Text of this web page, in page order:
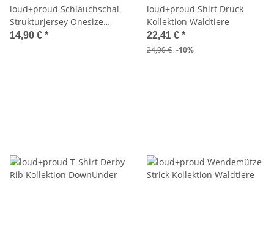
loud+proud Schlauchschal
Strukturjersey Onesize
Kollektion Waldtiere
14,90 € *
loud+proud Shirt Druck
Kollektion Waldtiere
22,41 € *
24,90 € -10%